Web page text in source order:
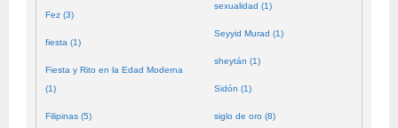
Fez (3)
fiesta (1)
Fiesta y Rito en la Edad Moderna
(1)
Filipinas (5)
sexualidad (1)
Seyyid Murad (1)
sheytán (1)
Sidón (1)
siglo de oro (8)